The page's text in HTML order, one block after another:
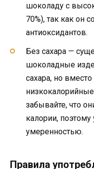
шоколаду с
70%), так как он
антиоксидантов.
Без сахара —
шоколадные
сахара, но
забывайте, что
калории, поэтому
умеренностью.
Правила